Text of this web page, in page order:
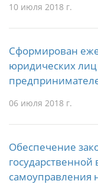
10 июля 2018 г.
Сформирован
юридических
06 июля 2018 г.
Обеспечение
государственной
самоуправления